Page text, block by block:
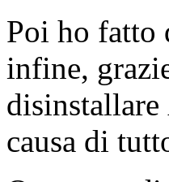
Poi ho fatto
infine,
disinstallare
causa di